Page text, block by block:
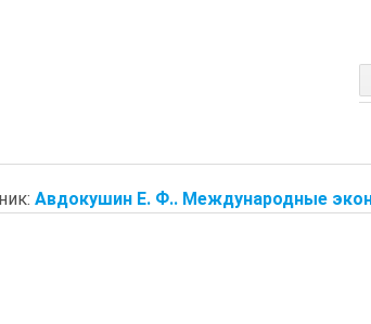
Авдокушин Е. Ф.. Международные